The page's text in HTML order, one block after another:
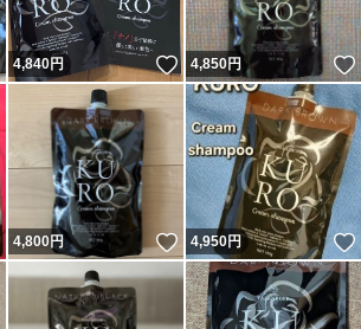
いいね！
4,840円 いいね！
4,850円
いいね！
4,800円 いいね！
4,950円